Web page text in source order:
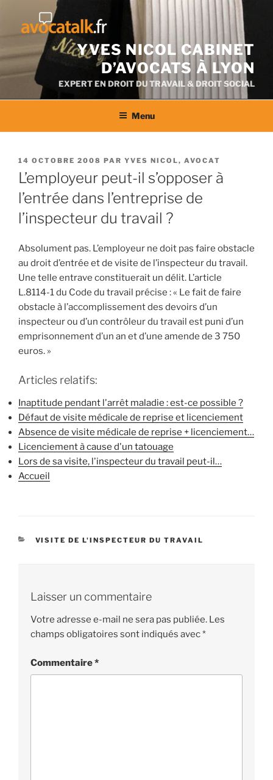
contenu
YVES NICOL CABINET
D’AVOCATS À LYON
EXPERT EN DROIT DU TRAVAIL & DROIT SOCIAL
Menu
PUBLIÉ
LE
14 OCTOBRE 2008 PAR YVES NICOL, AVOCAT
L’employeur peut-il s’opposer à
l’entrée dans l’entreprise de
l’inspecteur du travail ?
Absolument pas. L’employeur ne doit pas faire obstacle
au droit d’entrée et de visite de l’inspecteur du travail.
Une telle entrave constituerait un délit. L’article
L.8114-1 du Code du travail précise : « Le fait de faire
obstacle à l’accomplissement des devoirs d’un
inspecteur ou d’un contrôleur du travail est puni d’un
emprisonnement d’un an et d’une amende de 3 750
euros. »
Articles relatifs:
Inaptitude pendant l'arrêt maladie : est-ce possible ?
Défaut de visite médicale de reprise et licenciement
Absence de visite médicale de reprise + licenciement…
Licenciement à cause d'un tatouage
Lors de sa visite, l'inspecteur du travail peut-il…
Accueil
CATÉGORIES
VISITE DE L'INSPECTEUR DU TRAVAIL
Laisser un commentaire
Votre adresse e-mail ne sera pas publiée. Les
champs obligatoires sont indiqués avec*
Commentaire*